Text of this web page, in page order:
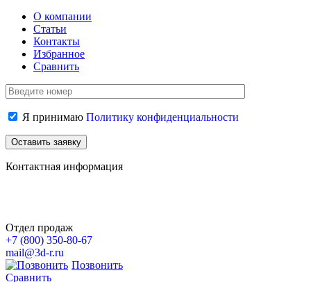
О компании
Статьи
Контакты
Избранное
Сравнить
Я принимаю Политику конфиденциальности
Контактная информация
Отдел продаж
+7 (800) 350-80-67
mail@3d-r.ru
Позвонить
Сравнить